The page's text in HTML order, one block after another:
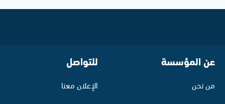
عن المؤسسة
من نحن
للتواصل
الإعلان معنا